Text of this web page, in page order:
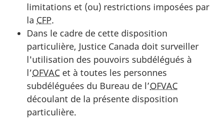
limitations et (ou) restrictions imposées par
la CFP.
Dans le cadre de cette disposition
particulière, Justice Canada doit surveiller
l'utilisation des pouvoirs subdélégués à
l’OFVAC et à toutes les personnes
subdéléguées du Bureau de l’OFVAC
découlant de la présente disposition
particulière.